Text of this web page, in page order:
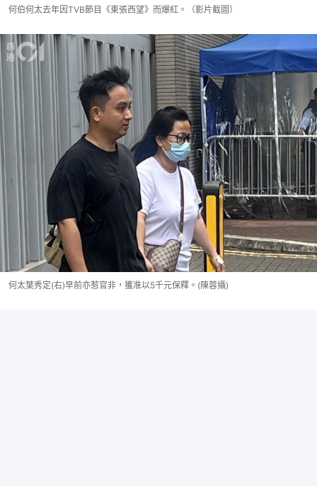
何伯何太去年因TVB節目《東張西望》而爆紅。（影片截圖）
何太葉秀定(右)早前亦惹官非，獲准以5千元保釋。(陳蓉攝)